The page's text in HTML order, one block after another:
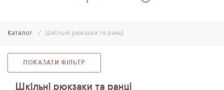
МОЛОДІЖНІ РЮКЗАКИ
ПЕНАЛИ
МІШКИ ДЛЯ ВЗУТТЯ
Каталог Шкільні рюкзаки та ранці
ПОКАЗАТИ ФІЛЬТР
Шкільні рюкзаки та ранці